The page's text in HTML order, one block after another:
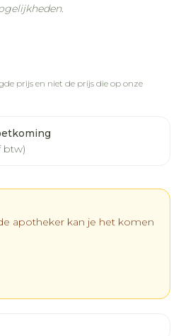
prijs en niet de prijs die op onze
btw)
apotheker kan je het komen